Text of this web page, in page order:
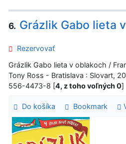
6. Grázlik Gabo lieta
Rezervovať
Grázlik Gabo lieta v oblakoch /
Tony Ross - Bratislava : Slovart,
556-4473-8 [4, z toho voľných 0]
Do košíka Bookmark